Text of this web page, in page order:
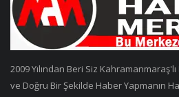
2009 Yılından Beri Siz
ve Doğru Bir Şekilde Haber Yapmanın